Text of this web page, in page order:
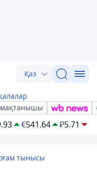
Қаз
мақтанышы
€541.64 ₽5.71
тынысы